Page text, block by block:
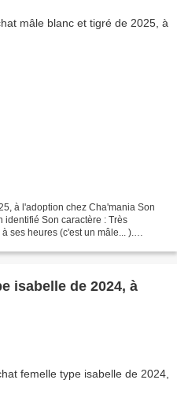
à l'adoption chez Cha'mania Son
identifié Son caractère : Très
ses heures (c'est un mâle... ).
isabelle de 2024, à